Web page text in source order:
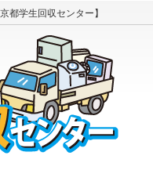
都学生回収センター】